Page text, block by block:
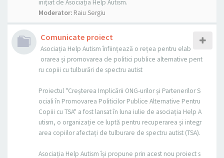
inițiat de Asociația Help Autism.
Moderator: Raiu Sergiu
Comunicate proiect
Asociația Help Autism înființează o rețea pentru elab
orarea și promovarea de politici publice alternative pent
ru copiii cu tulburări de spectru autist
Proiectul "Creșterea Implicării ONG-urilor și Partenerilor S
ociali în Promovarea Politicilor Publice Alternative Pentru
Copiii cu TSA" a fost lansat în luna iulie de asociația Help A
utism, o organizație ce luptă pentru recuperarea și integr
area copiilor afectați de tulburare de spectru autist (TSA).
Asociația Help Autism își propune prin acest nou proiect s